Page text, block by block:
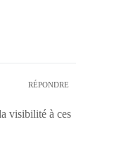
RÉPONDRE
visibilité à ces